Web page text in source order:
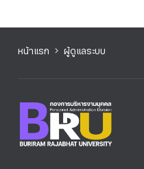
หน้าแรก ผู้ดูแลระบบ